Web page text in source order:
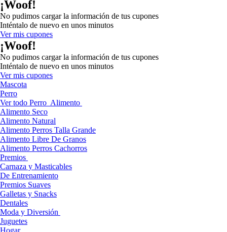
¡Woof!
No pudimos cargar la información de tus cupones
Inténtalo de nuevo en unos minutos
Ver mis cupones
¡Woof!
No pudimos cargar la información de tus cupones
Inténtalo de nuevo en unos minutos
Ver mis cupones
Mascota
Perro
Ver todo Perro Alimento
Alimento Seco
Alimento Natural
Alimento Perros Talla Grande
Alimento Libre De Granos
Alimento Perros Cachorros
Premios
Carnaza y Masticables
De Entrenamiento
Premios Suaves
Galletas y Snacks
Dentales
Moda y Diversión
Juguetes
Hogar